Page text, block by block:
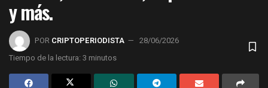
y más.
POR CRIPTOPERIODISTA
28/06/2026
Tiempo de la lectura: 3 minutos